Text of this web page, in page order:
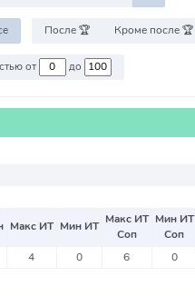
После 🏆 Кроме после 🏆
Против команд со стоимостью от до
Макс ИТ Мин ИТ Макс ИТ
Соп
Мин ИТ
Соп
4 0 6 0